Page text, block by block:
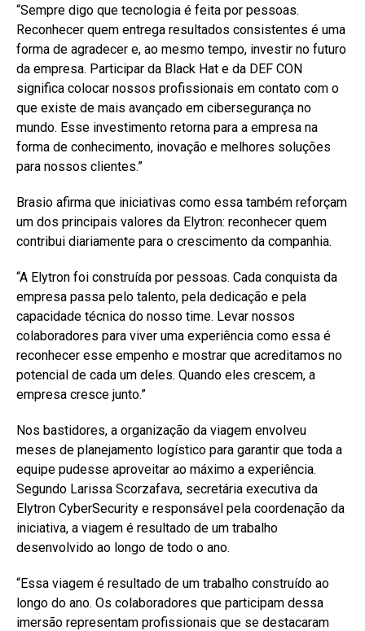
“Sempre digo que tecnologia é feita por pessoas.
Reconhecer quem entrega resultados consistentes é uma
forma de agradecer e, ao mesmo tempo, investir no futuro
da empresa. Participar da Black Hat e da DEF CON
significa colocar nossos profissionais em contato com o
que existe de mais avançado em cibersegurança no
mundo. Esse investimento retorna para a empresa na
forma de conhecimento, inovação e melhores soluções
para nossos clientes.”
Brasio afirma que iniciativas como essa também reforçam
um dos principais valores da Elytron: reconhecer quem
contribui diariamente para o crescimento da companhia.
“A Elytron foi construída por pessoas. Cada conquista da
empresa passa pelo talento, pela dedicação e pela
capacidade técnica do nosso time. Levar nossos
colaboradores para viver uma experiência como essa é
reconhecer esse empenho e mostrar que acreditamos no
potencial de cada um deles. Quando eles crescem, a
empresa cresce junto.”
Nos bastidores, a organização da viagem envolveu
meses de planejamento logístico para garantir que toda a
equipe pudesse aproveitar ao máximo a experiência.
Segundo Larissa Scorzafava, secretária executiva da
Elytron CyberSecurity e responsável pela coordenação da
iniciativa, a viagem é resultado de um trabalho
desenvolvido ao longo de todo o ano.
“Essa viagem é resultado de um trabalho construído ao
longo do ano. Os colaboradores que participam dessa
imersão representam profissionais que se destacaram